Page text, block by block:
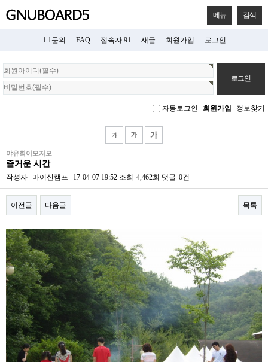
메뉴 검색
1:1문의 FAQ 접속자 91 새글 회원가입 로그인
회
원
로
자동로그인 회원가입 정보찾기
야유회이모저모
즐거운 시간
작성자 마이산캠프 17-04-07 19:52 조회 4,462회 댓글 0건
이전글 다음글 목록
본문